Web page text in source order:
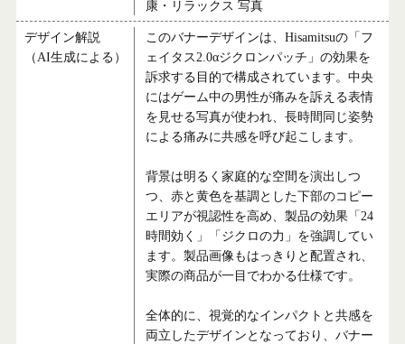
康・リラックス 写真
デザイン解説
（AI生成による）
このバナーデザインは、Hisamitsuの「フ
ェイタス2.0αジクロンパッチ」の効果を
訴求する目的で構成されています。中央
にはゲーム中の男性が痛みを訴える表情
を見せる写真が使われ、長時間同じ姿勢
による痛みに共感を呼び起こします。
背景は明るく家庭的な空間を演出しつ
つ、赤と黄色を基調とした下部のコピー
エリアが視認性を高め、製品の効果「24
時間効く」「ジクロの力」を強調してい
ます。製品画像もはっきりと配置され、
実際の商品が一目でわかる仕様です。
全体的に、視覚的なインパクトと共感を
両立したデザインとなっており、バナー